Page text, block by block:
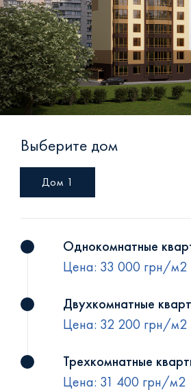
+38 (093) 293 8250
+38 (0472) 540 264
Выберите дом
Дом 1
Однокомнатные
Цена: 33 000 грн/м2
Двухкомнатные
Цена: 32 200 грн/м2
Трехкомнатные
Цена: 31 400 грн/м2